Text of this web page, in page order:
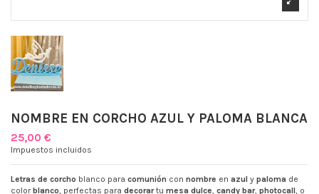
NOMBRE EN CORCHO AZUL Y PALOMA BLANCA
25,00 €
Impuestos incluidos
Letras de corcho blanco para comunión con nombre en azul y paloma de
colorblanco, perfectas para decorartu mesa dulce, candy bar, photocall, o